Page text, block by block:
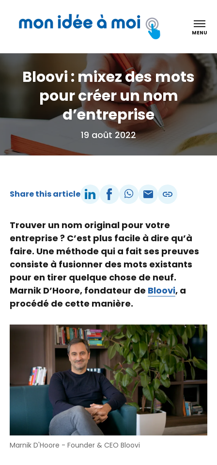
MENU
Bloovi : mixez des mots
pour créer un nom
d’entreprise
19 août 2022
Share this article
Trouver un nom original pour votre
entreprise ? C’est plus facile à dire qu’à
faire. Une méthode qui a fait ses preuves
consiste à fusionner des mots existants
pour en tirer quelque chose de neuf.
Marnik D’Hoore, fondateur de Bloovi, a
procédé de cette manière.
Marnik D'Hoore - Founder & CEO Bloovi